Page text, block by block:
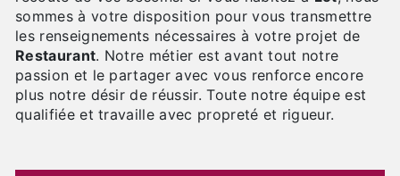
sommes à votre disposition pour vous transmettre
les renseignements nécessaires à votre projet de
Restaurant. Notre métier est avant tout notre
passion et le partager avec vous renforce encore
plus notre désir de réussir. Toute notre équipe est
qualifiée et travaille avec propreté et rigueur.